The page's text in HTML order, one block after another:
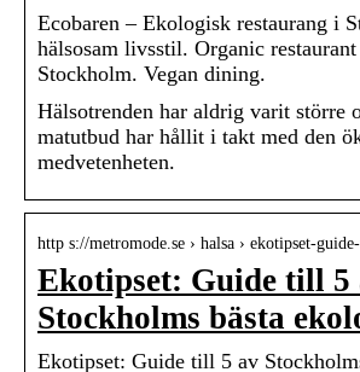
Ecobaren – Ekologisk restaurang i
hälsosam livsstil. Organic
Stockholm. Vegan dining.
Hälsotrenden har aldrig varit större
matutbud har hållit i takt med den
medvetenheten.
http s://metromode.se › halsa › ekotipset-
Ekotipset: Guide till 5
Stockholms bästa
Ekotipset: Guide till 5 av